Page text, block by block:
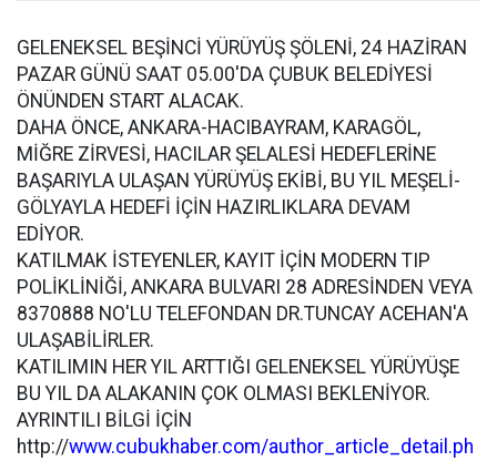
GELENEKSEL BEŞİNCİ YÜRÜYÜŞ ŞÖLENİ, 24 HAZİRAN
PAZAR GÜNÜ SAAT 05.00'DA ÇUBUK BELEDİYESİ
ÖNÜNDEN START ALACAK.
DAHA ÖNCE, ANKARA-HACIBAYRAM, KARAGÖL,
MİĞRE ZİRVESİ, HACILAR ŞELALESİ HEDEFLERİNE
BAŞARIYLA ULAŞAN YÜRÜYÜŞ EKİBİ, BU YIL MEŞELİ-
GÖLYAYLA HEDEFİ İÇİN HAZIRLIKLARA DEVAM
EDİYOR.
KATILMAK İSTEYENLER, KAYIT İÇİN MODERN TIP
POLİKLİNİĞİ, ANKARA BULVARI 28 ADRESİNDEN VEYA
8370888 NO'LU TELEFONDAN DR.TUNCAY ACEHAN'A
ULAŞABİLİRLER.
KATILIMIN HER YIL ARTTIĞI GELENEKSEL YÜRÜYÜŞE
BU YIL DA ALAKANIN ÇOK OLMASI BEKLENİYOR.
AYRINTILI BİLGİ İÇİN
http://www.cubukhaber.com/author_article_detail.ph